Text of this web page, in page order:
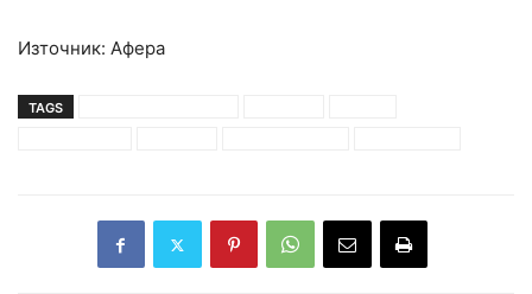
Източник: Афера
TAGS